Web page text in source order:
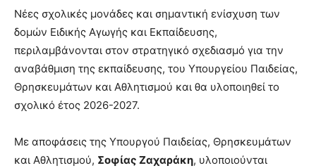
Νέες σχολικές μονάδες και σημαντική ενίσχυση των
δομών Ειδικής Αγωγής και Εκπαίδευσης,
περιλαμβάνονται στον στρατηγικό σχεδιασμό για την
αναβάθμιση της εκπαίδευσης, του Υπουργείου Παιδείας,
Θρησκευμάτων και Αθλητισμού και θα υλοποιηθεί το
σχολικό έτος 2026-2027.
Με αποφάσεις της Υπουργού Παιδείας, Θρησκευμάτων
και Αθλητισμού, Σοφίας Ζαχαράκη, υλοποιούνται